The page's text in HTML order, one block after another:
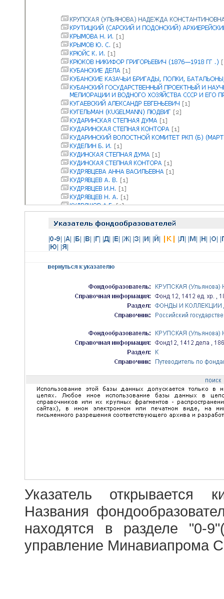
Указатель открывается
Названия
находятся в разделе "0-
управление Минавиапрома